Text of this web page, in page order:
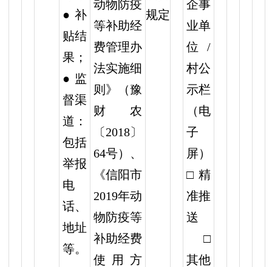
● 补
贴结
果；
● 监
督渠
道：
包括
举报
电
话、
地址
等。
动物防疫
等补助经
费管理办
法实施细
则》（豫
财农
〔2018〕
64号）、
《信阳市
2019年动
物防疫等
补助经费
使用方
规定
企事
业单
位/
村公
示栏
（电
子
屏）
□精
准推
送
□
其他